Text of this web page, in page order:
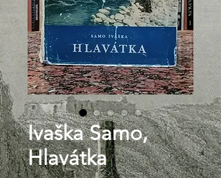
Ivaška Samo,
Hlavátka